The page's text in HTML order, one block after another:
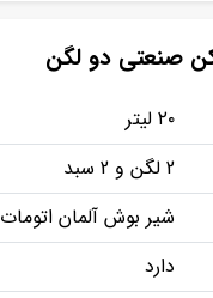
صنعتی دو لگن
۲۰ لیتر
2 لگن و 2 سبد
شیر بوش آلمان اتومات
دارد